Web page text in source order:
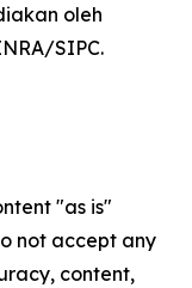
oleh
SIPC.
"as is"
not accept any
content,